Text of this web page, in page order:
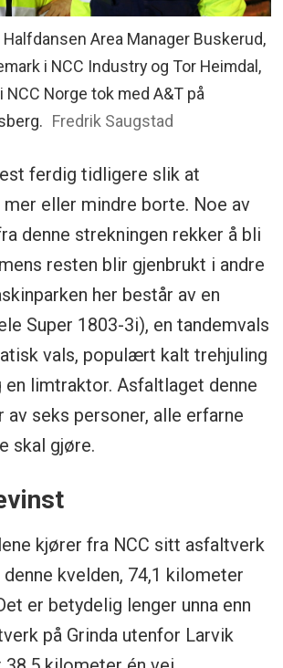
Halfdansen Area Manager Buskerud,
i NCC Industry og Tor Heimdal,
NCC Norge tok med A&T på
Fredrik Saugstad
ferdig tidligere slik at
mer eller mindre borte. Noe av
denne strekningen rekker å bli
resten blir gjenbrukt i andre
her består av en
Super 1803-3i), en tandemvals
vals, populært kalt trehjuling
en limtraktor. Asfaltlaget denne
av seks personer, alle erfarne
skal gjøre.
kjører fra NCC sitt asfaltverk
kvelden, 74,1 kilometer
er betydelig lenger unna enn
på Grinda utenfor Larvik